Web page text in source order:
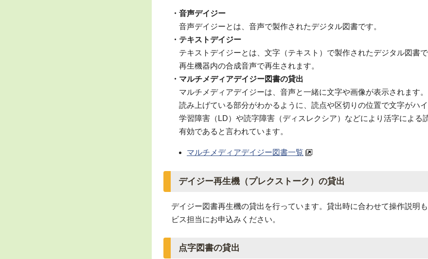
・音声デイジー
音声デイジーとは、音声で製作されたデジタル図書です。
・テキストデイジー
テキストデイジーとは、文字（テキスト）で製作されたデジタル図書で
再生機器内の合成音声で再生されます。
・マルチメディアデイジー図書の貸出
マルチメディアデイジーは、音声と一緒に文字や画像が表示されます。
読み上げている部分がわかるように、読点や区切りの位置で文字がハイ
学習障害（LD）や読字障害（ディスレクシア）などにより活字による
有効であると言われています。
マルチメディアデイジー図書一覧
デイジー再生機（プレクストーク）の貸出
デイジー図書再生機の貸出を行っています。貸出時に合わせて操作説明
ビス担当にお申込みください。
点字図書の貸出